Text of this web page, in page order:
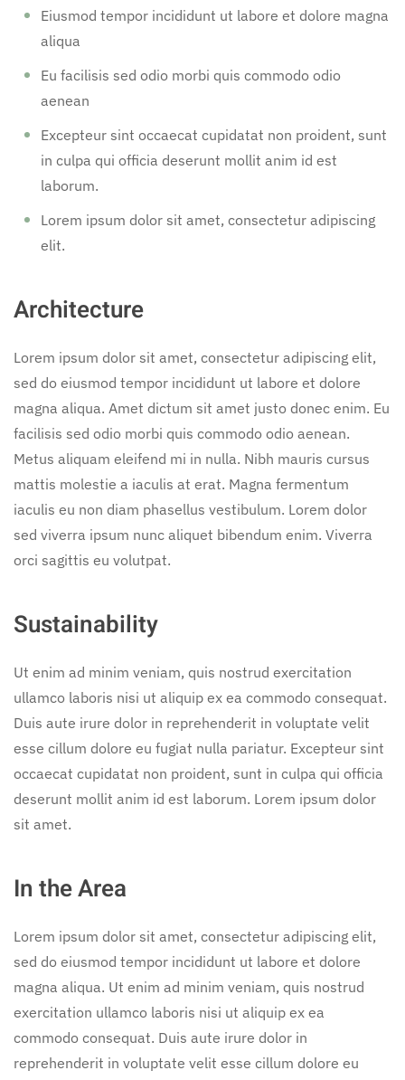
Eiusmod tempor incididunt ut labore et dolore magna
aliqua
Eu facilisis sed odio morbi quis commodo odio
aenean
Excepteur sint occaecat cupidatat non proident, sunt
in culpa qui officia deserunt mollit anim id est
laborum.
Lorem ipsum dolor sit amet, consectetur adipiscing
elit.
Architecture
Lorem ipsum dolor sit amet, consectetur adipiscing elit,
sed do eiusmod tempor incididunt ut labore et dolore
magna aliqua. Amet dictum sit amet justo donec enim. Eu
facilisis sed odio morbi quis commodo odio aenean.
Metus aliquam eleifend mi in nulla. Nibh mauris cursus
mattis molestie a iaculis at erat. Magna fermentum
iaculis eu non diam phasellus vestibulum. Lorem dolor
sed viverra ipsum nunc aliquet bibendum enim. Viverra
orci sagittis eu volutpat.
Sustainability
Ut enim ad minim veniam, quis nostrud exercitation
ullamco laboris nisi ut aliquip ex ea commodo consequat.
Duis aute irure dolor in reprehenderit in voluptate velit
esse cillum dolore eu fugiat nulla pariatur. Excepteur sint
occaecat cupidatat non proident, sunt in culpa qui officia
deserunt mollit anim id est laborum. Lorem ipsum dolor
sit amet.
In the Area
Lorem ipsum dolor sit amet, consectetur adipiscing elit,
sed do eiusmod tempor incididunt ut labore et dolore
magna aliqua. Ut enim ad minim veniam, quis nostrud
exercitation ullamco laboris nisi ut aliquip ex ea
commodo consequat. Duis aute irure dolor in
reprehenderit in voluptate velit esse cillum dolore eu